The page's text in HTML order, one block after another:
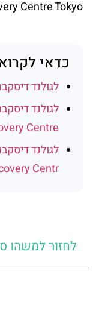
Centre Tokyo.
כדאי
לגולנד
Centre
לגולנד
Centr
לחזור למשהו